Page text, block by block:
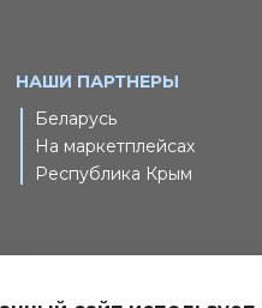
НАШИ ПАРТНЕРЫ
Беларусь
На маркетплейсах
Республика Крым